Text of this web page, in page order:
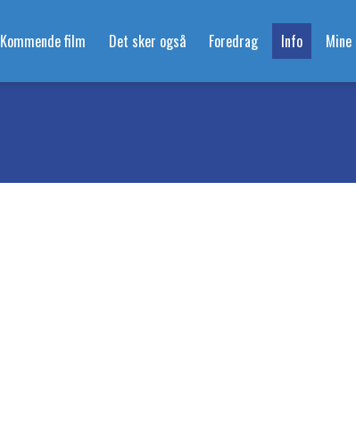
Kommende film Det sker også Foredrag Info